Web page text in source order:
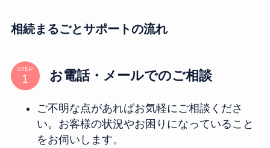
相続まるごとサポートの流れ
STEP お電話・メールでのご相談
ご不明な点があればお気軽にご相談くださ
い。 お客様の状況やお困りになっていること
をお伺いします。